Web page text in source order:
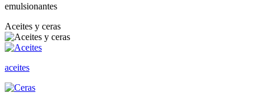
emulsionantes
Aceites y ceras
aceites